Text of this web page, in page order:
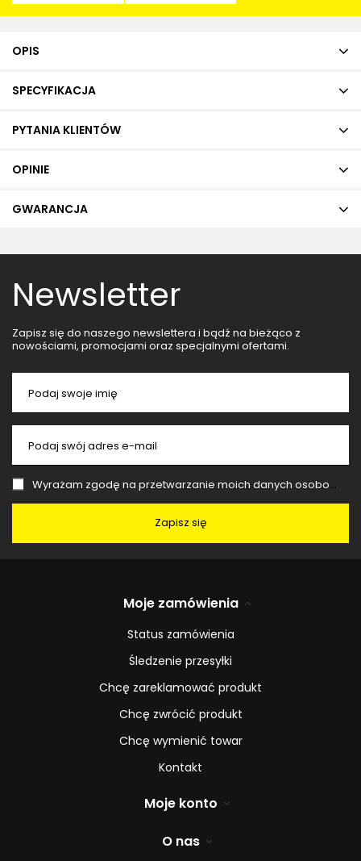
OPIS
SPECYFIKACJA
PYTANIA KLIENTÓW
OPINIE
GWARANCJA
Newsletter
Zapisz się do naszego newslettera i bądź na bieżąco z
nowościami, promocjami oraz specjalnymi ofertami.
Podaj swoje imię
Podaj swój adres e-mail
Wyrażam zgodę na przetwarzanie moich danych osobowych (adres e-mail) na potrzeby wysyłki newslettera z informacją handlową (marketing). Więcej w
Zapisz się
Moje zamówienia
Status zamówienia
Śledzenie przesyłki
Chcę zareklamować produkt
Chcę zwrócić produkt
Chcę wymienić towar
Kontakt
Moje konto
O nas